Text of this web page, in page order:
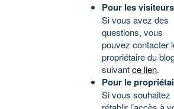
Pour les visiteurs
Si vous avez des
questions, vous
pouvez contacter
propriétaire du
suivantce lien.
Pour le
Si vous souhaitez